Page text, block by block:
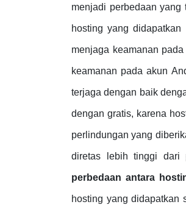
menjadi perbedaan yang
hosting yang
menjaga keamanan
keamanan pada akun
terjaga dengan baik
dengan gratis, karena
perlindungan yang
diretas lebih tinggi dari
perbedaan antara
hosting yang didapatkan